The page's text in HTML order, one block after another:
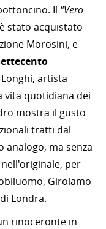
Il "Vero
stato acquistato
Morosini, e
artista
vita quotidiana dei
mostra il gusto
tratti dal
ma senza
per
Girolamo
Londra.
rinoceronte in